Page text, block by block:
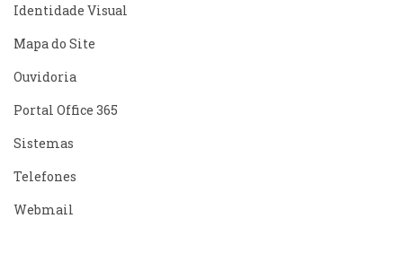
Identidade Visual
Mapa do Site
Ouvidoria
Portal Office 365
Sistemas
Telefones
Webmail